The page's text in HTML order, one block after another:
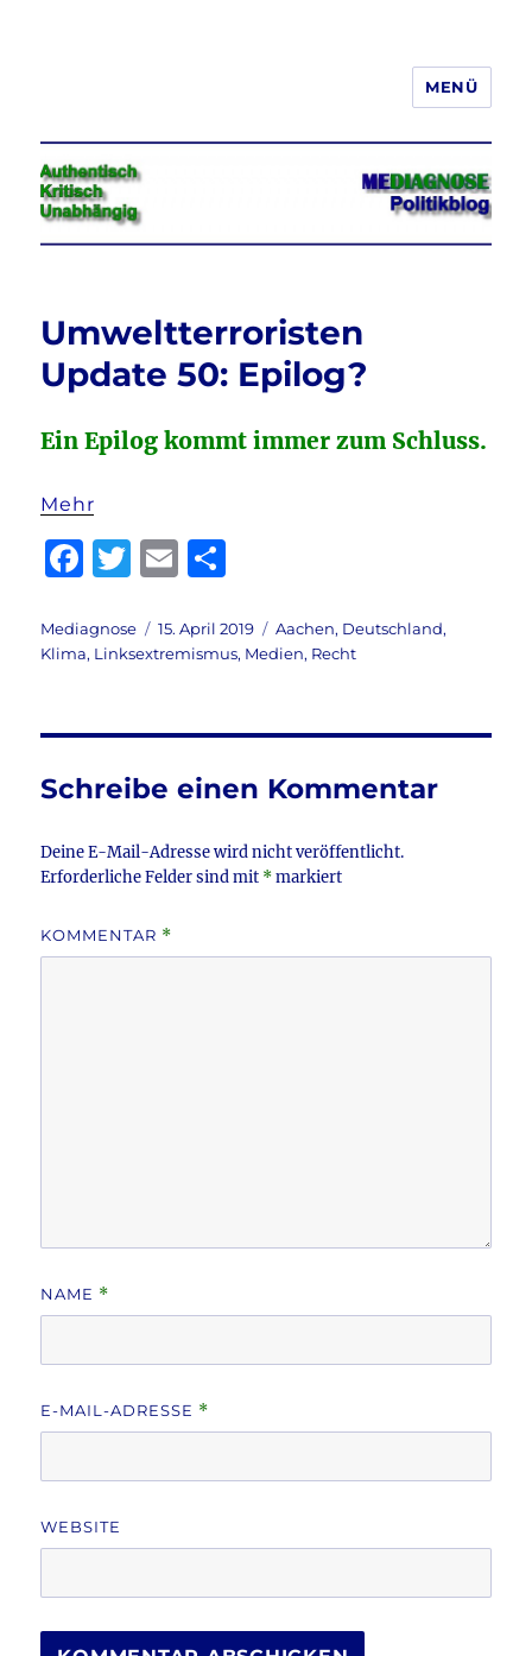
Jeder hat das Recht, seine
Meinung in Wort, Schrift und Bild
frei zu äußern und zu verbreiten
MENÜ
Umweltterroristen
Update 50: Epilog?
Ein Epilog kommt immer zum Schluss.
Mehr
F
c
e
o
o
T
it
te
E
ai
l
le
n
Autor
Mediagnose
Veröffentlicht
am
15. April 2019 Kategorien
Aachen, Deutschland,
Klima, Linksextremismus, Medien, Recht
Schreibe einen Kommentar
Deine E-Mail-Adresse wird nicht veröffentlicht.
Erforderliche Felder sind mit *markiert
KOMMENTAR *
NAME *
E-MAIL-ADRESSE *
WEBSITE